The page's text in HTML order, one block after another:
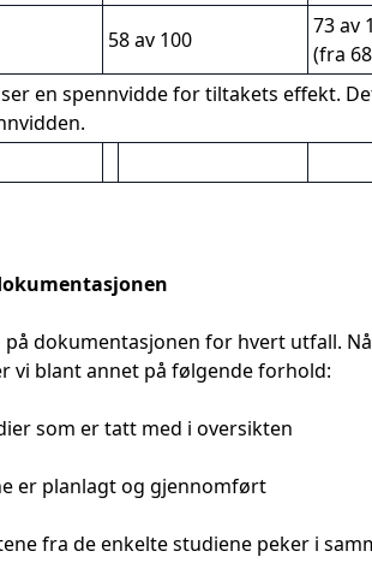
58 av 100
73 av
(fra
en spennvidde for tiltakets effekt.
dokumentasjonen for hvert utfall.
vi blant annet på følgende forhold:
som er tatt med i oversikten
planlagt og gjennomført
fra de enkelte studiene peker i